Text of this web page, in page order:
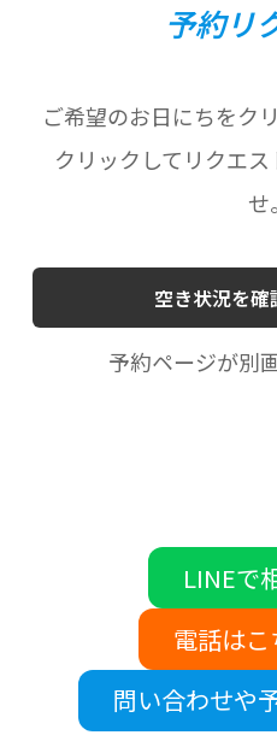
予約リ
ご希望のお日にちをク
クリックしてリクエ
せ。
空き状況を確
予約ページが別
LINEで
電話はこ
問い合わせや